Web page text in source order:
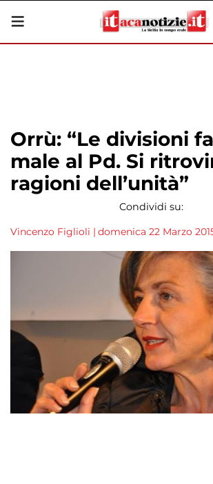
Orrù: “Le divisioni
male al Pd. Si
ragioni dell’unità”
Condividi su:
Vincenzo Figlioli | domenica 22 Marzo